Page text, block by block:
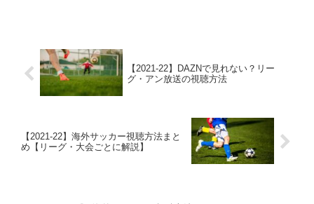
【2021-22】DAZNで見れない？リー
グ・アン放送の視聴方法
【2021-22】海外サッカー視聴方法まと
め【リーグ・大会ごとに解説】